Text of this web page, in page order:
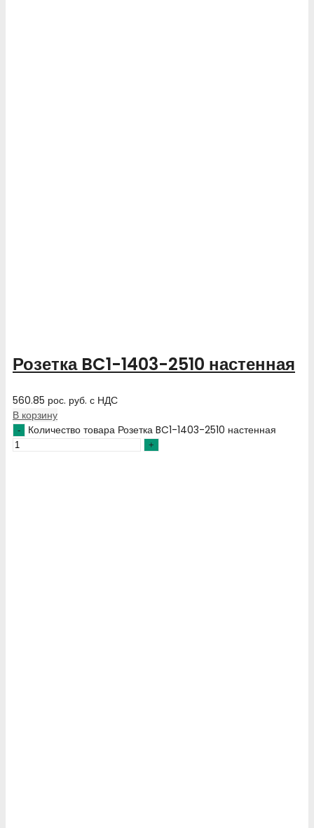
Розетка BC1-1403-2510 настенная
560.85 рос. руб. с НДС
В корзину
Количество товара Розетка BC1-1403-2510 настенная